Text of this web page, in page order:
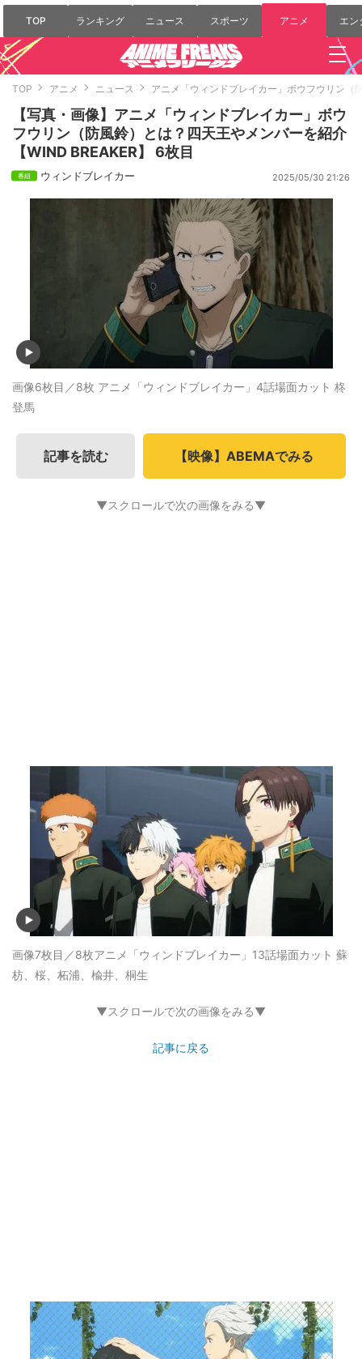
TOP ランキング ニュース スポーツ アニメ エン
TOP アニメ ニュース アニメ「ウィンドブレイカー」ボウフウリン（
【写真・画像】アニメ「ウィンドブレイカー」ボウ
フウリン（防風鈴）とは？四天王やメンバーを紹介
【WIND BREAKER】 6枚目
ウィンドブレイカー 2025/05/30 21:26
画像6枚目／8枚 アニメ「ウィンドブレイカー」4話場面カット 柊
登馬
記事を読む 【映像】ABEMAでみる
▼スクロールで次の画像をみる▼
画像7枚目／8枚アニメ「ウィンドブレイカー」13話場面カット 蘇
枋、桜、柘浦、楡井、桐生
▼スクロールで次の画像をみる▼
記事に戻る